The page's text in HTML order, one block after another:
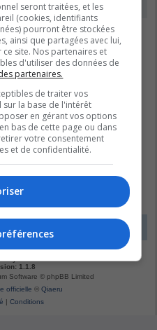
UTC-04:00
Christian 2.0
1.1.8
Software © phpBB Limited
officielle © Qiaeru
| Conditions
seront traitées, et les
(cookies, identifiants
pourront être stockées
ainsi que partagées avec lui,
site. Nos partenaires et
d'utiliser des données de
partenaires.
de traiter vos
sur la base de l'intérêt
en gérant vos options
bas de cette page ou dans
votre consentement
et de confidentialité.